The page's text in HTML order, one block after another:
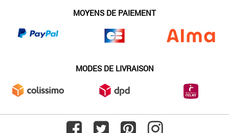
MOYENS DE PAIEMENT
MODES DE LIVRAISON